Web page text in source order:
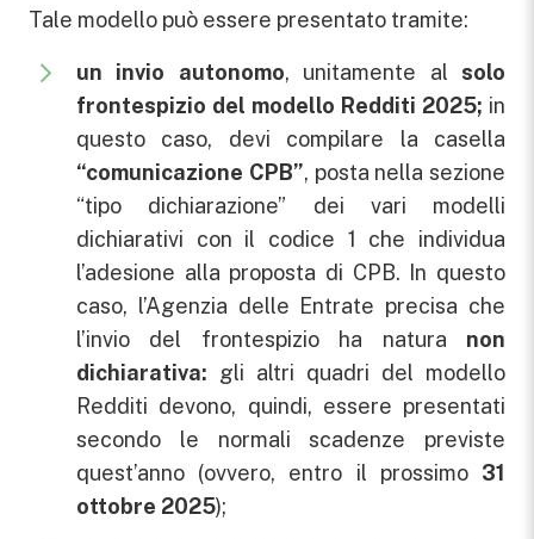
Tale modello può essere presentato tramite:
un invio autonomo, unitamente al solo
frontespizio del modello Redditi 2025; in
questo caso, devi compilare la casella
“comunicazione CPB”, posta nella sezione
“tipo dichiarazione” dei vari modelli
dichiarativi con il codice 1 che individua
l’adesione alla proposta di CPB. In questo
caso, l’Agenzia delle Entrate precisa che
l’invio del frontespizio ha natura non
dichiarativa: gli altri quadri del modello
Redditi devono, quindi, essere presentati
secondo le normali scadenze previste
quest’anno (ovvero, entro il prossimo 31
ottobre 2025);